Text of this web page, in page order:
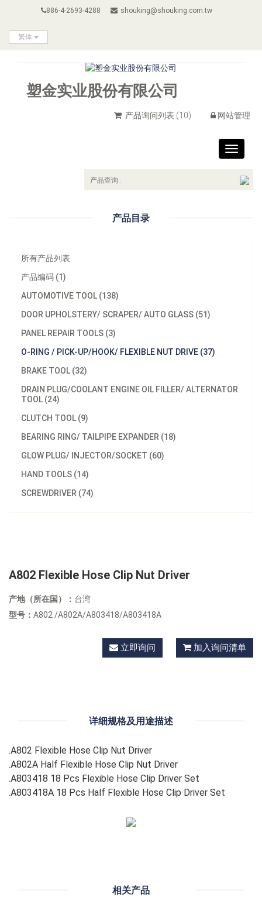
886-4-2693-4288 shouking@shouking.com.tw
繁体
塑金实业股份有限公司
产品询问列表 (10) 网站管理
Toggle
产品目录
所有产品列表
产品编码 (1)
AUTOMOTIVE TOOL (138)
DOOR UPHOLSTERY/ SCRAPER/ AUTO GLASS (51)
PANEL REPAIR TOOLS (3)
O-RING / PICK-UP/HOOK/ FLEXIBLE NUT DRIVE (37)
BRAKE TOOL (32)
DRAIN PLUG/COOLANT ENGINE OIL FILLER/ ALTERNATOR
TOOL (24)
CLUTCH TOOL (9)
BEARING RING/ TAILPIPE EXPANDER (18)
GLOW PLUG/ INJECTOR/SOCKET (60)
HAND TOOLS (14)
SCREWDRIVER (74)
A802 Flexible Hose Clip Nut Driver
产地（所在国）： 台湾
型号： A802 /A802A/A803418/A803418A
立即询问 加入询问清单
详细规格及用途描述
.A802 Flexible Hose Clip Nut Driver
.A802A Half Flexible Hose Clip Nut Driver
.A803418 18 Pcs Flexible Hose Clip Driver Set
.A803418A 18 Pcs Half Flexible Hose Clip Driver Set
相关产品